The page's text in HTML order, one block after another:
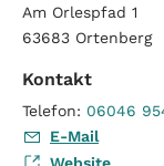
Am Orlespfad 1
63683 Ortenberg
Kontakt
Telefon: 06046
E-Mail
Website